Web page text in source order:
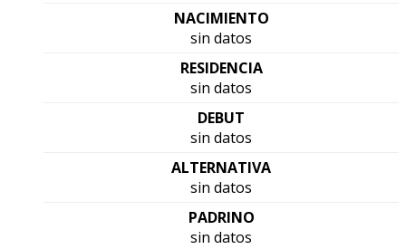
NACIMIENTO
sin datos
RESIDENCIA
sin datos
DEBUT
sin datos
ALTERNATIVA
sin datos
PADRINO
sin datos